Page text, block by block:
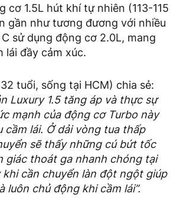
cơ 1.5L hút khí tự nhiên (113-115
gần như tương đương với nhiều
sử dụng động cơ 2.0L, mang
lái đầy cảm xúc.
tuổi, sống tại HCM) chia sẻ:
Luxury 1.5 tăng áp và thực sự
mạnh của động cơ Turbo này
cầm lái. Ở dải vòng tua thấp
sẽ thấy những cú bứt tốc
giác thoát ga nhanh chóng tại
khi cần chuyển làn đột ngột giúp
luôn chủ động khi cầm lái”.